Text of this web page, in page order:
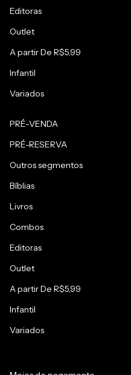
Editoras
Outlet
A partir De R$5,99
Infantil
Variados
PRÉ-VENDA
PRÉ-RESERVA
Outros segmentos
Bíblias
Livros
Combos
Editoras
Outlet
A partir De R$5,99
Infantil
Variados